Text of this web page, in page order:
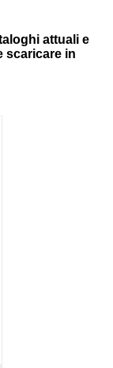
attuali e
scaricare in